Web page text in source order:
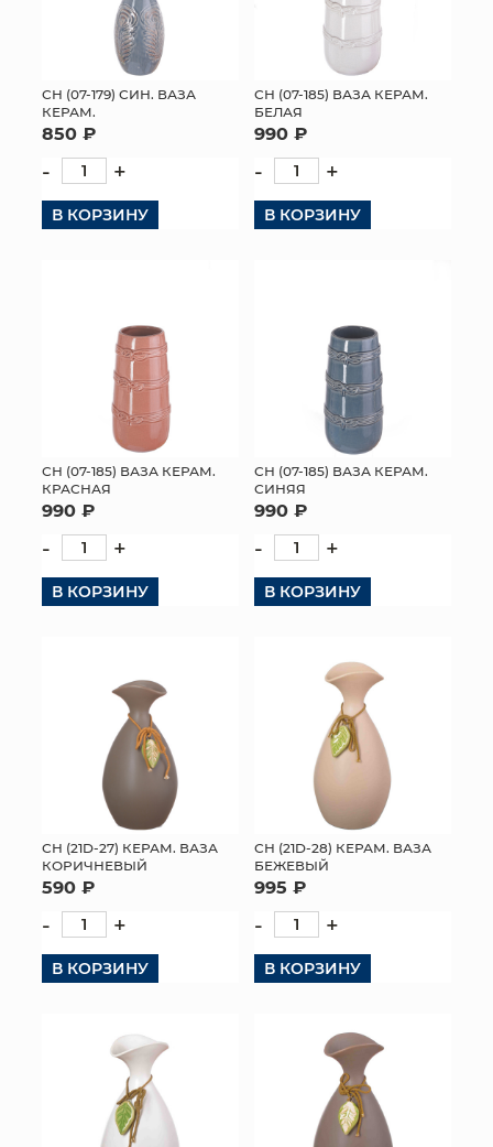
СН (07-179) СИН. ВАЗА
КЕРАМ.
850 ₽
- +
В КОРЗИНУ
СН (07-185) ВАЗА КЕРАМ.
БЕЛАЯ
990 ₽
- +
В КОРЗИНУ
СН (07-185) ВАЗА КЕРАМ.
КРАСНАЯ
990 ₽
- +
В КОРЗИНУ
СН (07-185) ВАЗА КЕРАМ.
СИНЯЯ
990 ₽
- +
В КОРЗИНУ
СН (21D-27) КЕРАМ. ВАЗА
КОРИЧНЕВЫЙ
590 ₽
- +
В КОРЗИНУ
СН (21D-28) КЕРАМ. ВАЗА
БЕЖЕВЫЙ
995 ₽
- +
В КОРЗИНУ